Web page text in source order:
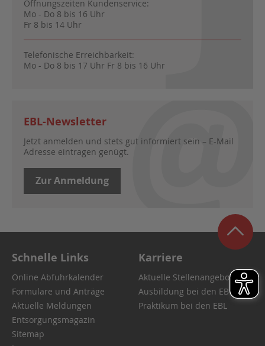
Öffnungszeiten Kundenservice:
Mo - Do 8 bis 16 Uhr
Fr 8 bis 14 Uhr
Telefonische Erreichbarkeit:
Mo - Do 8 bis 17 Uhr Fr 8 bis 16 Uhr
EBL-Newsletter
Jetzt anmelden und stets gut informiert sein – E-Mail
Adresse eintragen genügt.
Zur Anmeldung
Schnelle Links
Online Abfuhrkalender
Formulare und Anträge
Aktuelle Meldungen
Entsorgungsmagazin
Sitemap
Karriere
Aktuelle Stellenangebote
Ausbildung bei den EBL
Praktikum bei den EBL